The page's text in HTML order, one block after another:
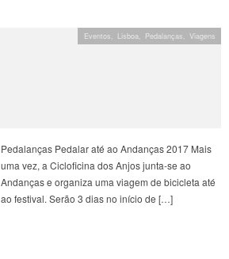
Pedalanças Pedalar até ao Andanças 2017 Mais
uma vez, a Cicloficina dos Anjos junta-se ao
Andanças e organiza uma viagem de bicicleta até
ao festival. Serão 3 dias no início de […]
Eventos Lisboa Pedalanças Viagens